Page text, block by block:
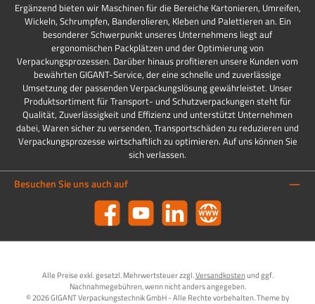
Ergänzend bieten wir Maschinen für die Bereiche Kartonieren, Umreifen,
Wickeln, Schrumpfen, Banderolieren, Kleben und Palettieren an. Ein
besonderer Schwerpunkt unseres Unternehmens liegt auf
ergonomischen Packplätzen und der Optimierung von
Verpackungsprozessen. Darüber hinaus profitieren unsere Kunden vom
bewährten GIGANT-Service, der eine schnelle und zuverlässige
Umsetzung der passenden Verpackungslösung gewährleistet. Unser
Produktsortiment für Transport- und Schutzverpackungen steht für
Qualität, Zuverlässigkeit und Effizienz und unterstützt Unternehmen
dabei, Waren sicher zu versenden, Transportschäden zu reduzieren und
Verpackungsprozesse wirtschaftlich zu optimieren. Auf uns können Sie
sich verlassen.
Besuchen Sie uns auch auf
Facebook YouTube LinkedIn Website
Alle Preise exkl. gesetzl. Mehrwertsteuer zzgl.Versandkostenund ggf.
Nachnahmegebühren, wenn nicht anders angegeben.
© 2026 GIGANT Verpackungstechnik GmbH - Alle Rechte vorbehalten. Theme by